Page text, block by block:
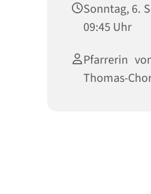
Sonntag, 6.
09:45 Uhr
Pfarrerin
Thomas-